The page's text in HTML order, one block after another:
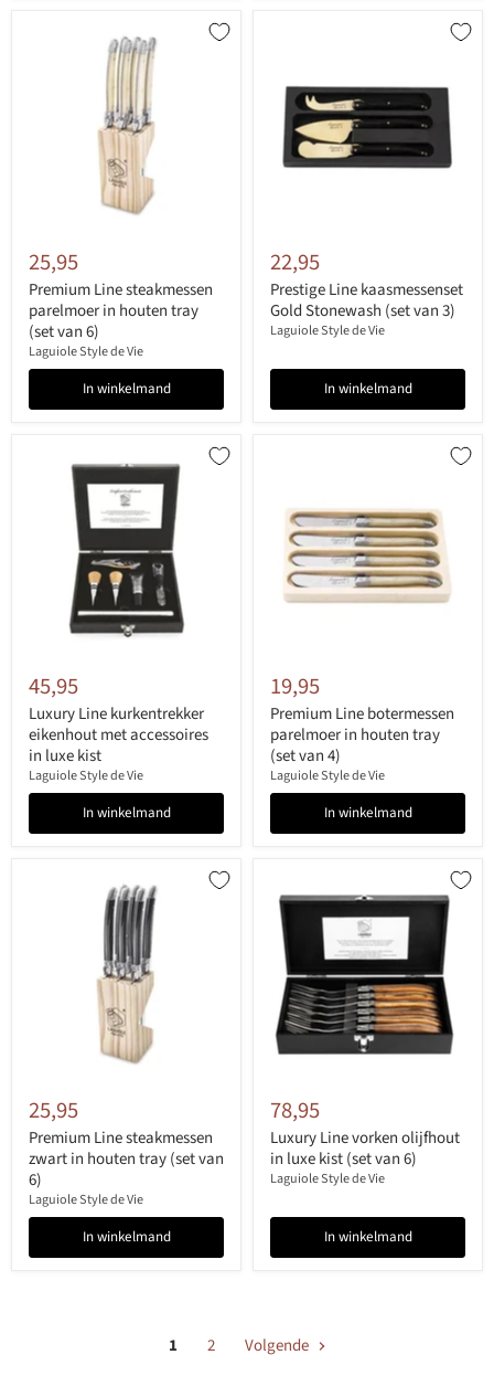
25,95
Premium Line steakmessen
parelmoer in houten tray
(set van 6)
Laguiole Style de Vie
In winkelmand
22,95
Prestige Line kaasmessenset
Gold Stonewash (set van 3)
Laguiole Style de Vie
In winkelmand
45,95
Luxury Line kurkentrekker
eikenhout met accessoires
in luxe kist
Laguiole Style de Vie
In winkelmand
19,95
Premium Line botermessen
parelmoer in houten tray
(set van 4)
Laguiole Style de Vie
In winkelmand
25,95
Premium Line steakmessen
zwart in houten tray (set van
6)
Laguiole Style de Vie
In winkelmand
78,95
Luxury Line vorken olijfhout
in luxe kist (set van 6)
Laguiole Style de Vie
In winkelmand
1 2 Volgende